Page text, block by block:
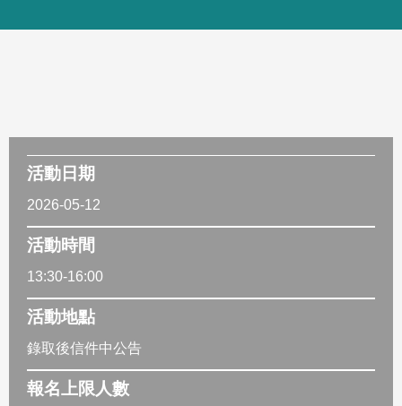
活動日期
2026-05-12
活動時間
13:30-16:00
活動地點
錄取後信件中公告
報名上限人數